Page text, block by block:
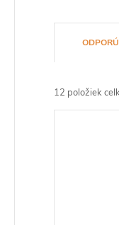
a
d
12 položiek